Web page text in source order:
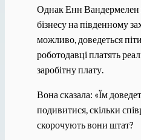
Однак Енн Вандермелен
бізнесу на південному
можливо, доведеться
роботодавці платять
заробітну плату.
Вона сказала: «Їм
подивитися, скільки
скорочують вони штат?